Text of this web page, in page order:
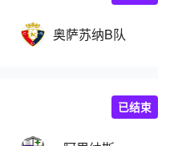
奥萨苏纳B队
已结束